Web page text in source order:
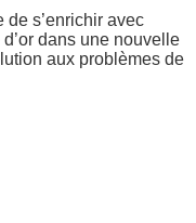
s’enrichir avec
dans une nouvelle
aux problèmes de